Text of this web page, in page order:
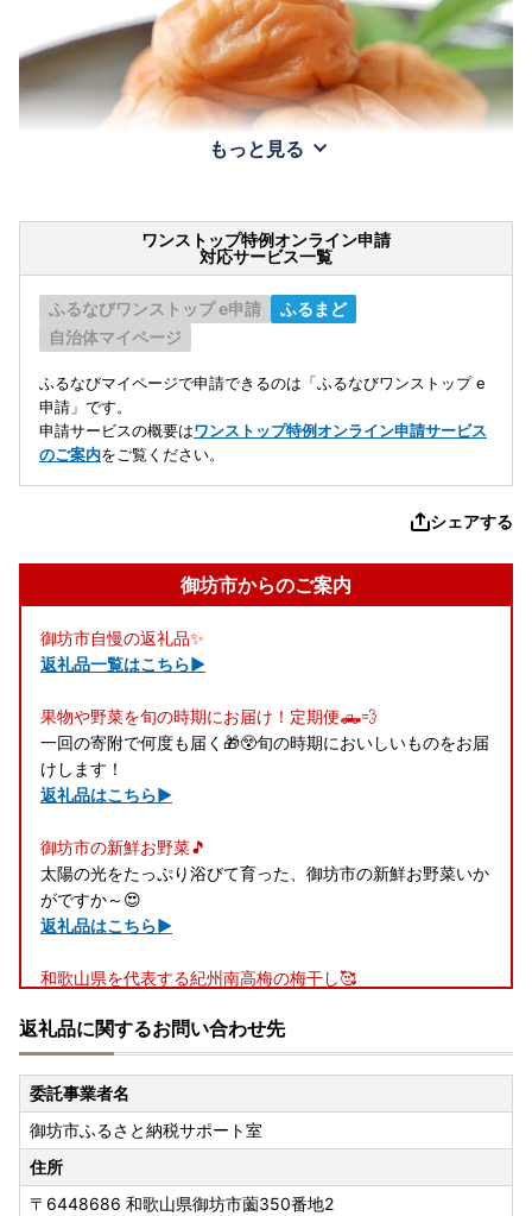
もっと見る
ワンストップ特例オンライン申請
対応サービス一覧
ふるなびワンストップ e申請
ふるまど
自治体マイページ
ふるなびマイページで申請できるのは「ふるなびワンストップ e
申請」です。
申請サービスの概要はワンストップ特例オンライン申請サービス
のご案内をご覧ください。
シェアする
御坊市からのご案内
御坊市自慢の返礼品✨
返礼品一覧はこちら▶
果物や野菜を旬の時期にお届け！定期便🛻💨
一回の寄附で何度も届く🎁😲旬の時期においしいものをお届
けします！
返礼品はこちら▶
御坊市の新鮮お野菜🎵
太陽の光をたっぷり浴びて育った、御坊市の新鮮お野菜いか
がですか～😍
返礼品はこちら▶
和歌山県を代表する紀州南高梅の梅干し🥰
どバリエーションも豊富です！
返礼品はこちら▶
新着返礼品ぞくぞく登場🎉
返礼品はこちら▶
返礼品に関するお問い合わせ先
委託事業者名
御坊市ふるさと納税サポート室
住所
〒6448686 和歌山県御坊市薗350番地2